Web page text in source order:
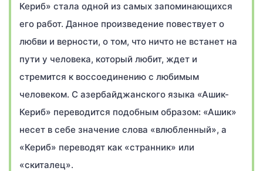
Кериб» стала одной из самых запоминающихся
его работ. Данное произведение повествует о
любви и верности, о том, что ничто не встанет на
пути у человека, который любит, ждет и
стремится к воссоединению с любимым
человеком. С азербайджанского языка «Ашик-
Кериб» переводится подобным образом: «Ашик»
несет в себе значение слова «влюбленный», а
«Кериб» переводят как «странник» или
«скиталец».